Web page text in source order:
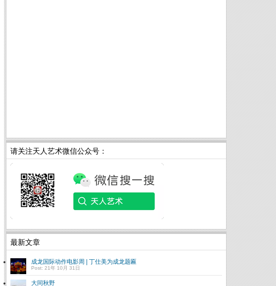
请关注天人艺术微信公众号：
最新文章
成龙国际动作电影周 | 丁仕美为成龙题匾
Post: 21年 10月 31日
大同秋野